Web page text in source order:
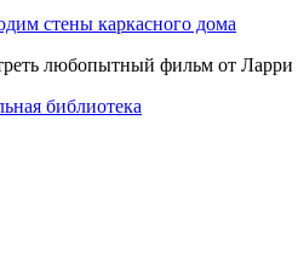
стены каркасного дома
любопытный фильм от Ларри
библиотека